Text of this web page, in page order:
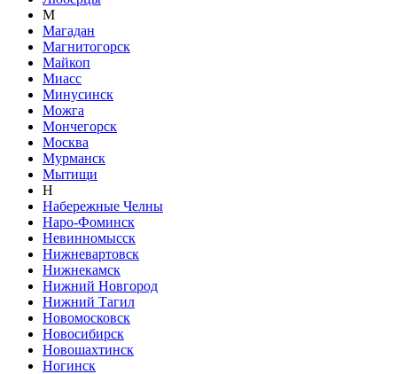
М
Магадан
Магнитогорск
Майкоп
Миасс
Минусинск
Можга
Мончегорск
Москва
Мурманск
Мытищи
Н
Набережные Челны
Наро-Фоминск
Невинномысск
Нижневартовск
Нижнекамск
Нижний Новгород
Нижний Тагил
Новомосковск
Новосибирск
Новошахтинск
Ногинск